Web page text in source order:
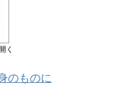
く
のものに